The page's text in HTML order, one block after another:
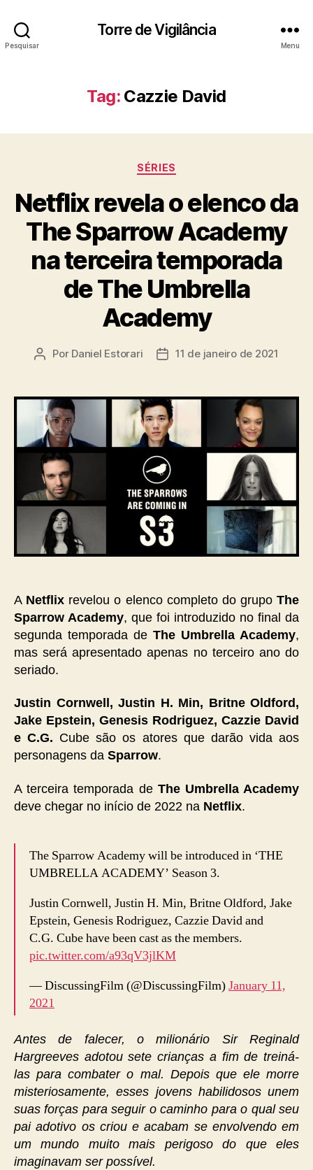
Pesquisar
Torre de Vigilância
Menu
Tag: Cazzie David
Categorias
SÉRIES
Netflix revela o elenco da
The Sparrow Academy
na terceira temporada
de The Umbrella
Academy
Autor
Por Daniel Estorari
Data11 de janeiro de 2021
A Netflix revelou o elenco completo do grupoThe
Sparrow Academy, que foi introduzido no final da
segunda temporada de The Umbrella Academy,
mas será apresentado apenas no terceiro ano do
seriado.
Justin Cornwell, Justin H. Min, Britne Oldford,
Jake Epstein, Genesis Rodriguez, Cazzie David
e C.G. Cube são os atores que darão vida aos
personagens da Sparrow.
A terceira temporada de The Umbrella Academy
deve chegar no início de 2022 na Netflix.
The Sparrow Academy will be introduced in ‘THE
UMBRELLA ACADEMY’ Season 3.
Justin Cornwell, Justin H. Min, Britne Oldford, Jake
Epstein, Genesis Rodriguez, Cazzie David and
C.G. Cube have been cast as the members.
pic.twitter.com/a93qV3jlKM
— DiscussingFilm (@DiscussingFilm)January 11,
2021
Antes de falecer, o milionário Sir Reginald
Hargreeves adotou sete crianças a fim de treiná-
las para combater o mal. Depois que ele morre
misteriosamente, esses jovens habilidosos unem
suas forças para seguir o caminho para o qual seu
pai adotivo os criou e acabam se envolvendo em
um mundo muito mais perigoso do que eles
imaginavam ser possível.